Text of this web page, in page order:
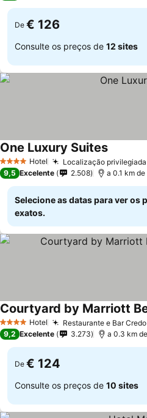
De € 126
Consulte os preços de 12 sites
4 EstrelasHotel Localização
One Luxury SuitesVer
9,5 Excelente 2.508 a 0.1 km
Selecione as datas para ver os
exatos.
4 EstrelasHotel Restaurante e Bar Credo
Courtyard by Marriott
9,2 Excelente 3.273 a 0.3 km
De € 124
Consulte os preços de 10 sites